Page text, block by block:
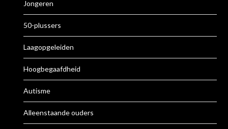
Jongeren
50-plussers
Laagopgeleiden
Hoogbegaafdheid
Autisme
Alleenstaande ouders